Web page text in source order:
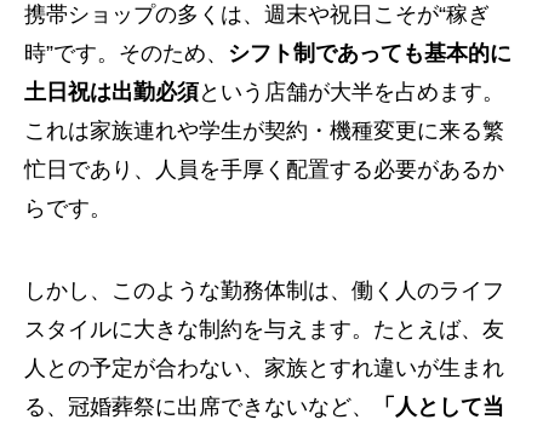
携帯ショップの多くは、週末や祝日こそが“稼ぎ
時”です。そのため、 シフト制であっても基本的に
土日祝は出勤必須という店舗が大半を占めます。
これは家族連れや学生が契約・機種変更に来る繁
忙日であり、人員を手厚く配置する必要があるか
らです。
しかし、このような勤務体制は、働く人のライフ
スタイルに大きな制約を与えます。たとえば、友
人との予定が合わない、家族とすれ違いが生まれ
る、冠婚葬祭に出席できないなど、
「人として当